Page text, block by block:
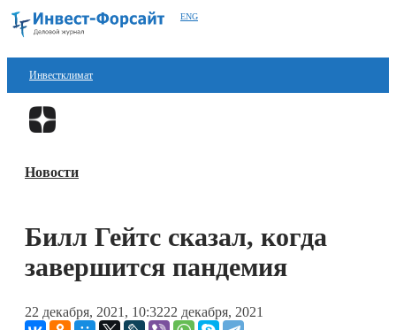
ENG
Инвестклимат
Финансы
Блокчейн
Книги
Новости
Билл Гейтс сказал, когда
завершится пандемия
22 декабря, 2021, 10:3222 декабря, 2021